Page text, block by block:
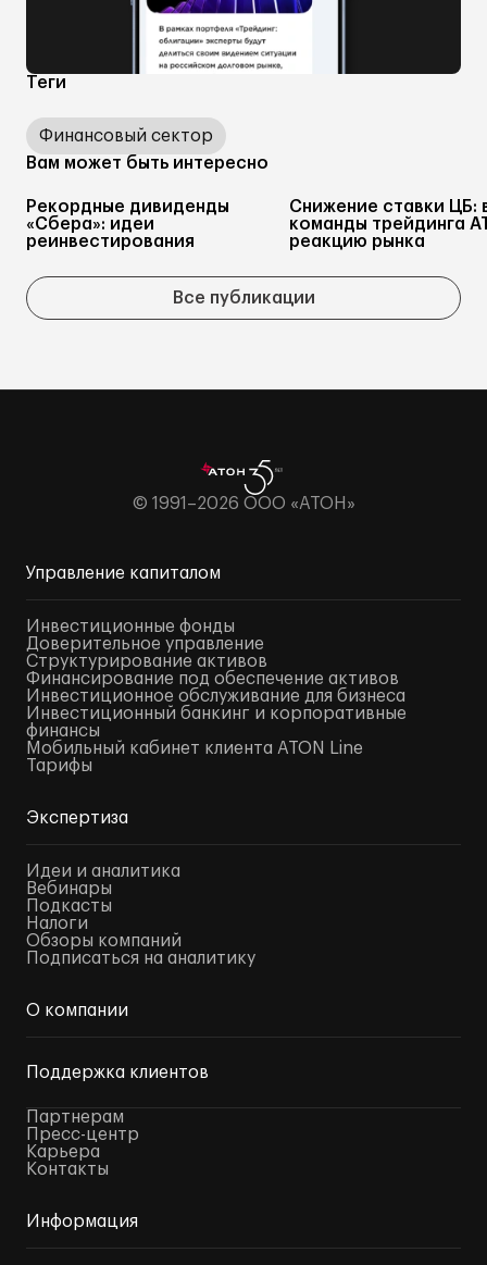
Теги
Финансовый сектор
Вам может быть интересно
Рекордные дивиденды
«Сбера»: идеи
реинвестирования
Снижение ставки ЦБ:
команды трейдинга
реакцию рынка
Все публикации
© 1991–2026 ООО «АТОН»
Управление капиталом
Инвестиционные фонды
Доверительное управление
Структурирование активов
Финансирование под обеспечение активов
Инвестиционное обслуживание для бизнеса
Инвестиционный банкинг и корпоративные
финансы
Мобильный кабинет клиента ATON Line
Тарифы
Экспертиза
Идеи и аналитика
Вебинары
Подкасты
Налоги
Обзоры компаний
Подписаться на аналитику
О компании
Поддержка клиентов
Партнерам
Пресс-центр
Карьера
Контакты
Информация